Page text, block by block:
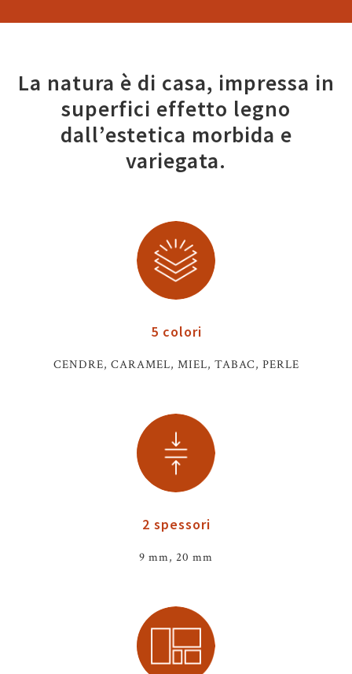
La natura è di casa, impressa in
superfici effetto legno
dall’estetica morbida e
variegata.
5 colori
CENDRE, CARAMEL, MIEL, TABAC, PERLE
2 spessori
9 mm, 20 mm